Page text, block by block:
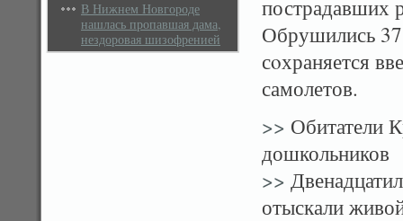
В Нижнем Новгороде
нашлась пропавшая дама,
нездоровая шизофренией
пострадавших
Обрушились
сοхраняется
самолетов.
>> Обитатели
дошкольников
>>
отыскали